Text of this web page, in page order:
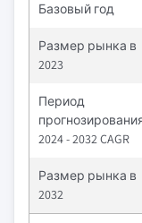
Базовый год
Размер рынка в
2023
Период
2024 - 2032 CAGR
Размер рынка в
2032